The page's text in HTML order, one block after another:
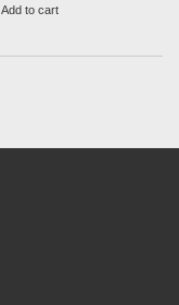
Add to cart